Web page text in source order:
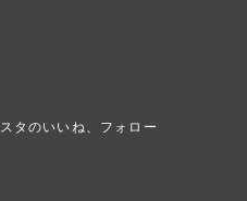
タのいいね、フォロー